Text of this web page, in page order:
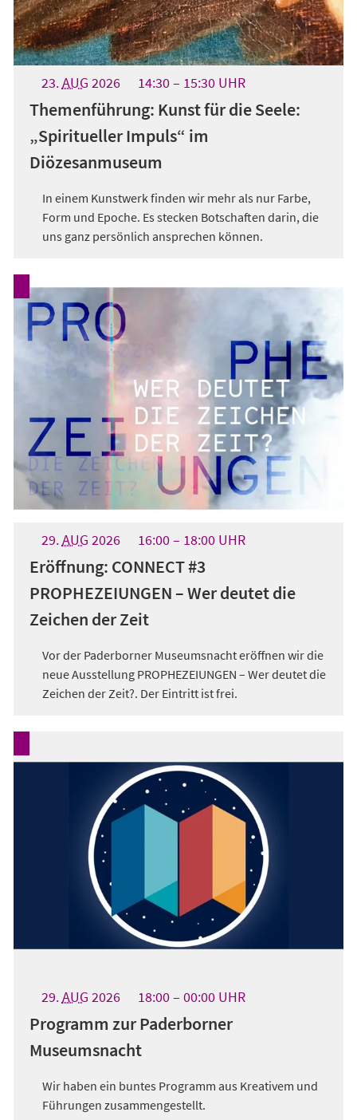
23.AUG 2026 14:30 15:30UHR
Themenführung: Kunst für die Seele:
„Spiritueller Impuls“ im
Diözesanmuseum
In einem Kunstwerk finden wir mehr als nur Farbe,
Form und Epoche. Es stecken Botschaften darin, die
uns ganz persönlich ansprechen können.
29.AUG 2026 16:00 18:00UHR
Eröffnung: CONNECT #3
PROPHEZEIUNGEN – Wer deutet die
Zeichen der Zeit
Vor der Paderborner Museumsnacht eröffnen wir die
neue Ausstellung PROPHEZEIUNGEN – Wer deutet die
Zeichen der Zeit?. Der Eintritt ist frei.
29.AUG 2026 18:00 00:00UHR
Programm zur Paderborner
Museumsnacht
Wir haben ein buntes Programm aus Kreativem und
Führungen zusammengestellt.